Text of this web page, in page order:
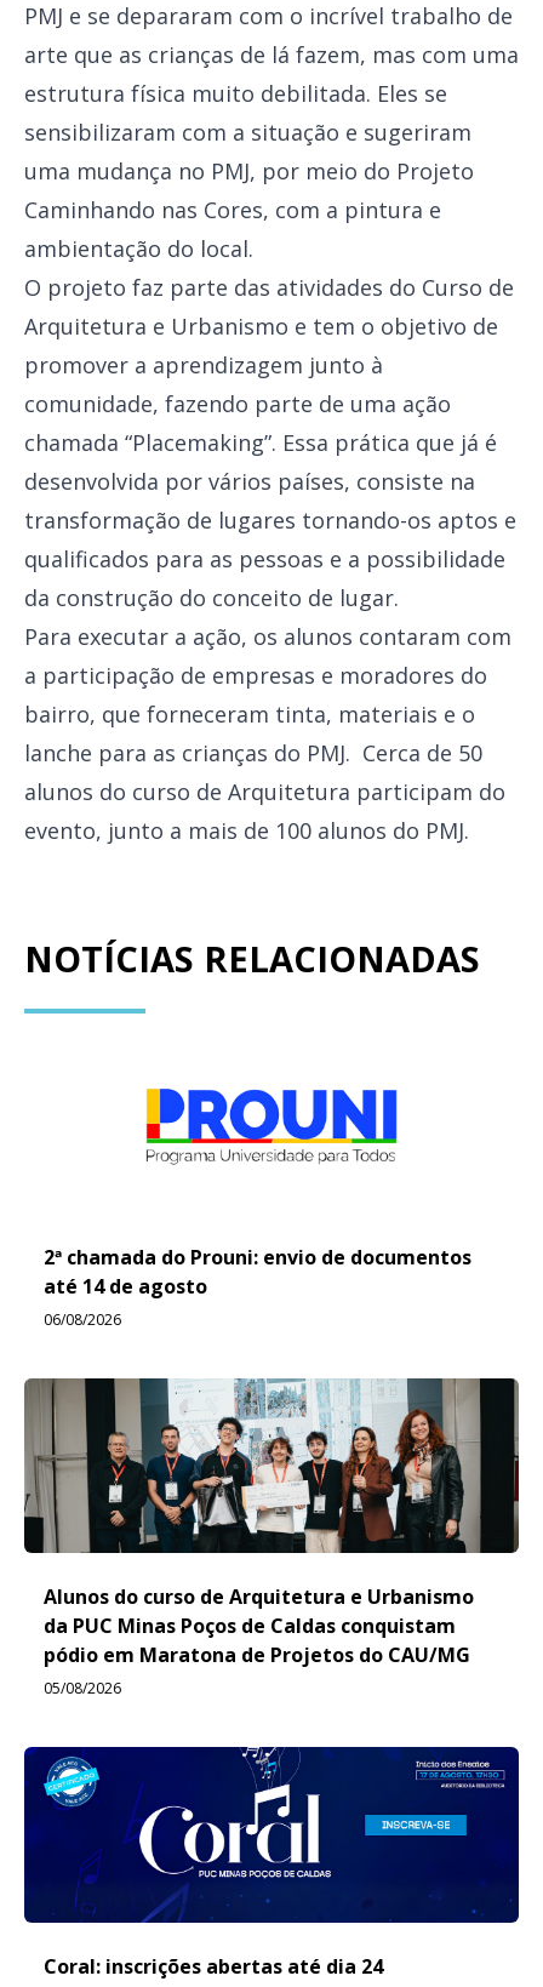
PMJ e se depararam com o incrível trabalho de
arte que as crianças de lá fazem, mas com uma
estrutura física muito debilitada. Eles se
sensibilizaram com a situação e sugeriram
uma mudança no PMJ, por meio do Projeto
Caminhando nas Cores, com a pintura e
ambientação do local.
O projeto faz parte das atividades do Curso de
Arquitetura e Urbanismo e tem o objetivo de
promover a aprendizagem junto à
comunidade, fazendo parte de uma ação
chamada “Placemaking”. Essa prática que já é
desenvolvida por vários países, consiste na
transformação de lugares tornando-os aptos e
qualificados para as pessoas e a possibilidade
da construção do conceito de lugar.
Para executar a ação, os alunos contaram com
a participação de empresas e moradores do
bairro, que forneceram tinta, materiais e o
lanche para as crianças do PMJ. Cerca de 50
alunos do curso de Arquitetura participam do
evento, junto a mais de 100 alunos do PMJ.
NOTÍCIAS RELACIONADAS
2ª chamada do Prouni: envio de documentos
até 14 de agosto
06/08/2026
Alunos do curso de Arquitetura e Urbanismo
da PUC Minas Poços de Caldas conquistam
pódio em Maratona de Projetos do CAU/MG
05/08/2026
Coral: inscrições abertas até dia 24